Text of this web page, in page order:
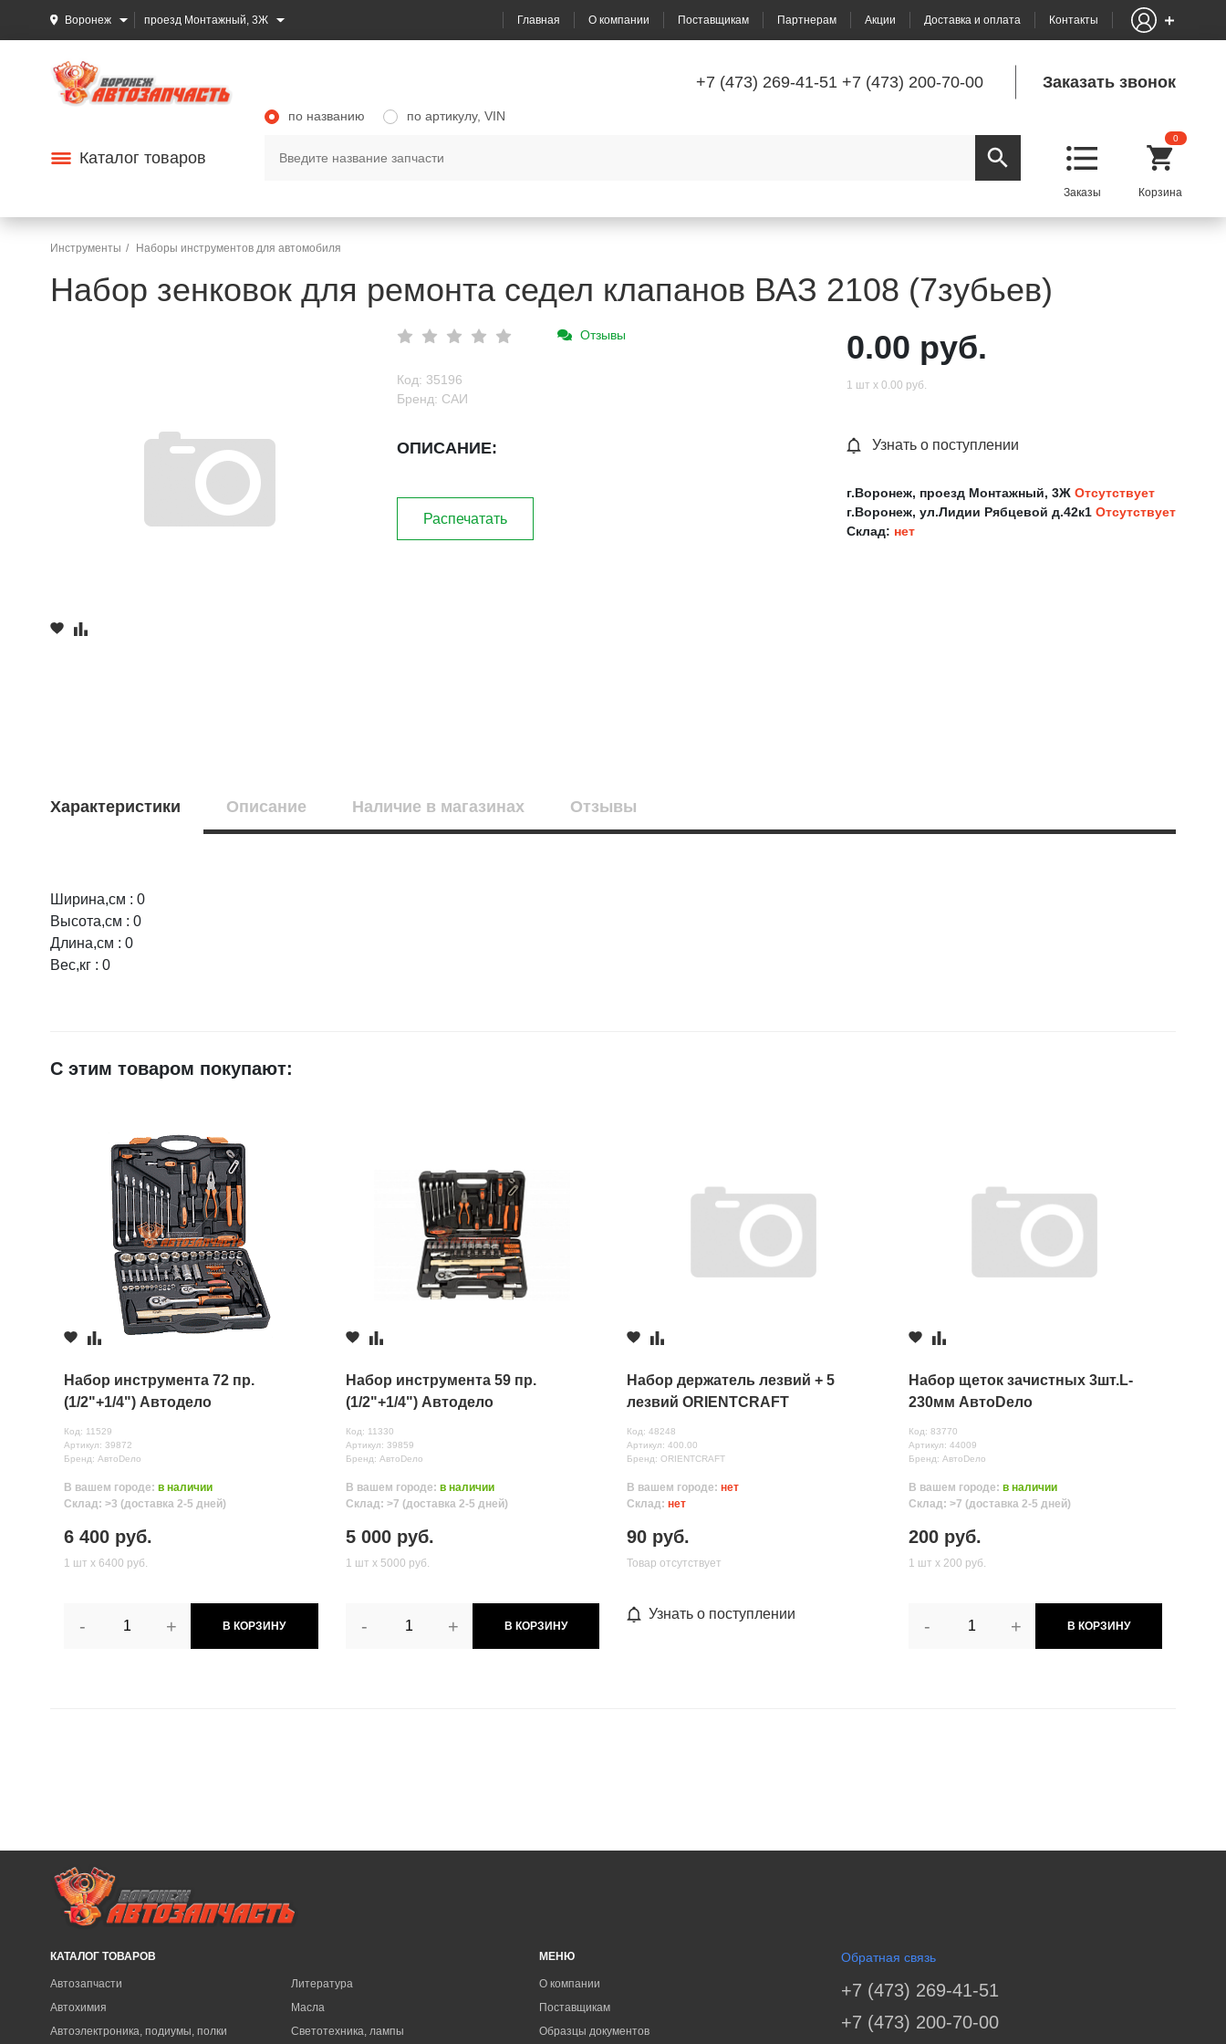
Воронеж проезд Монтажный, 3Ж Главная О компании Поставщикам Партнерам Акции Доставка и оплата Контакты
+7 (473) 269-41-51 +7 (473) 200-70-00 Заказать звонок
Каталог товаров
по названию по артикулу, VIN
0
Инструменты Наборы инструментов для автомобиля
Набор зенковок для ремонта седел клапанов ВАЗ 2108 (7зубьев)
Отзывы
Код: 35196
Бренд: САИ
ОПИСАНИЕ:
Распечатать
0.00 руб.
1 шт х 0.00 руб.
Узнать о поступлении
г.Воронеж, проезд Монтажный, 3Ж Отсутствует
г.Воронеж, ул.Лидии Рябцевой д.42к1 Отсутствует
Склад: нет
Характеристики Описание Наличие в магазинах Отзывы
Ширина,см : 0
Высота,см : 0
Длина,см : 0
Вес,кг : 0
Оцените товар:
Ваше имя
Недостатки
Комментарий
Все поля формы обязательны
Отправляя форму вы соглашаетесь на
обработку персональных данных
С этим товаром покупают:
Набор инструмента 72 пр.
(1/2"+1/4") Автодело
Код: 11529
Артикул: 39872
Бренд: АвтоDело
В вашем городе: в наличии
Склад: >3 (доставка 2-5 дней)
6 400 руб.
1 шт х 6400 руб.
- + В КОРЗИНУ
Набор инструмента 59 пр.
(1/2"+1/4") Автодело
Код: 11330
Артикул: 39859
Бренд: АвтоDело
В вашем городе: в наличии
Склад: >7 (доставка 2-5 дней)
5 000 руб.
1 шт х 5000 руб.
- + В КОРЗИНУ
Набор держатель лезвий + 5
лезвий ORIENTCRAFT
Код: 48248
Артикул: 400.00
Бренд: ORIENTCRAFT
В вашем городе: нет
Склад: нет
90 руб.
Товар отсутствует
Узнать о поступлении
Набор щеток зачистных 3шт.L-
230мм АвтоDело
Код: 83770
Артикул: 44009
Бренд: АвтоDело
В вашем городе: в наличии
Склад: >7 (доставка 2-5 дней)
200 руб.
1 шт х 200 руб.
- + В КОРЗИНУ
КАТАЛОГ ТОВАРОВ
Автозапчасти
Автохимия
Автоэлектроника, подиумы, полки
Литература
Масла
Светотехника, лампы
МЕНЮ
О компании
Поставщикам
Образцы документов
Обратная связь
+7 (473) 269-41-51
+7 (473) 200-70-00